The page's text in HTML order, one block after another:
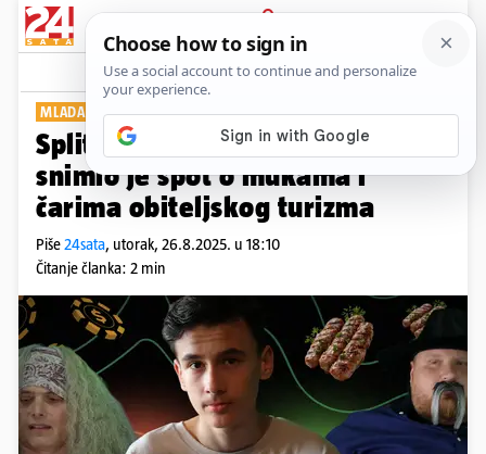
PRIJAVA
Show Komentari
MLADA NADA
Splitski reper Mark Maret (16)
snimio je spot o mukama i
čarima obiteljskog turizma
Piše24sata, utorak, 26.8.2025. u 18:10
Čitanje članka: 2 min